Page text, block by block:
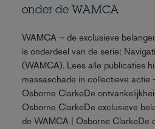
onder de WAMCA
WAMCA – de exclusieve
is onderdeel van de serie:
(WAMCA). Lees alle publicaties
massaschade in collectieve actie
Osborne ClarkeDe
Osborne ClarkeDe exclusieve
de WAMCA | Osborne ClarkeDe